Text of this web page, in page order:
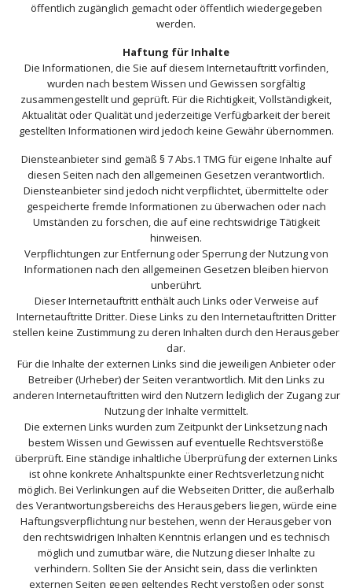
öffentlich zugänglich gemacht oder öffentlich wiedergegeben
werden.
Haftung für Inhalte
Die Informationen, die Sie auf diesem Internetauftritt vorfinden,
wurden nach bestem Wissen und Gewissen sorgfältig
zusammengestellt und geprüft. Für die Richtigkeit, Vollständigkeit,
Aktualität oder Qualität und jederzeitige Verfügbarkeit der bereit
gestellten Informationen wird jedoch keine Gewähr übernommen.
Diensteanbieter sind gemäß § 7 Abs.1 TMG für eigene Inhalte auf
diesen Seiten nach den allgemeinen Gesetzen verantwortlich.
Diensteanbieter sind jedoch nicht verpflichtet, übermittelte oder
gespeicherte fremde Informationen zu überwachen oder nach
Umständen zu forschen, die auf eine rechtswidrige Tätigkeit
hinweisen.
Verpflichtungen zur Entfernung oder Sperrung der Nutzung von
Informationen nach den allgemeinen Gesetzen bleiben hiervon
unberührt.
Dieser Internetauftritt enthält auch Links oder Verweise auf
Internetauftritte Dritter. Diese Links zu den Internetauftritten Dritter
stellen keine Zustimmung zu deren Inhalten durch den Herausgeber
dar.
Für die Inhalte der externen Links sind die jeweiligen Anbieter oder
Betreiber (Urheber) der Seiten verantwortlich. Mit den Links zu
anderen Internetauftritten wird den Nutzern lediglich der Zugang zur
Nutzung der Inhalte vermittelt.
Die externen Links wurden zum Zeitpunkt der Linksetzung nach
bestem Wissen und Gewissen auf eventuelle Rechtsverstöße
überprüft. Eine ständige inhaltliche Überprüfung der externen Links
ist ohne konkrete Anhaltspunkte einer Rechtsverletzung nicht
möglich. Bei Verlinkungen auf die Webseiten Dritter, die außerhalb
des Verantwortungsbereichs des Herausgebers liegen, würde eine
Haftungsverpflichtung nur bestehen, wenn der Herausgeber von
den rechtswidrigen Inhalten Kenntnis erlangen und es technisch
möglich und zumutbar wäre, die Nutzung dieser Inhalte zu
verhindern. Sollten Sie der Ansicht sein, dass die verlinkten
externen Seiten gegen geltendes Recht verstoßen oder sonst